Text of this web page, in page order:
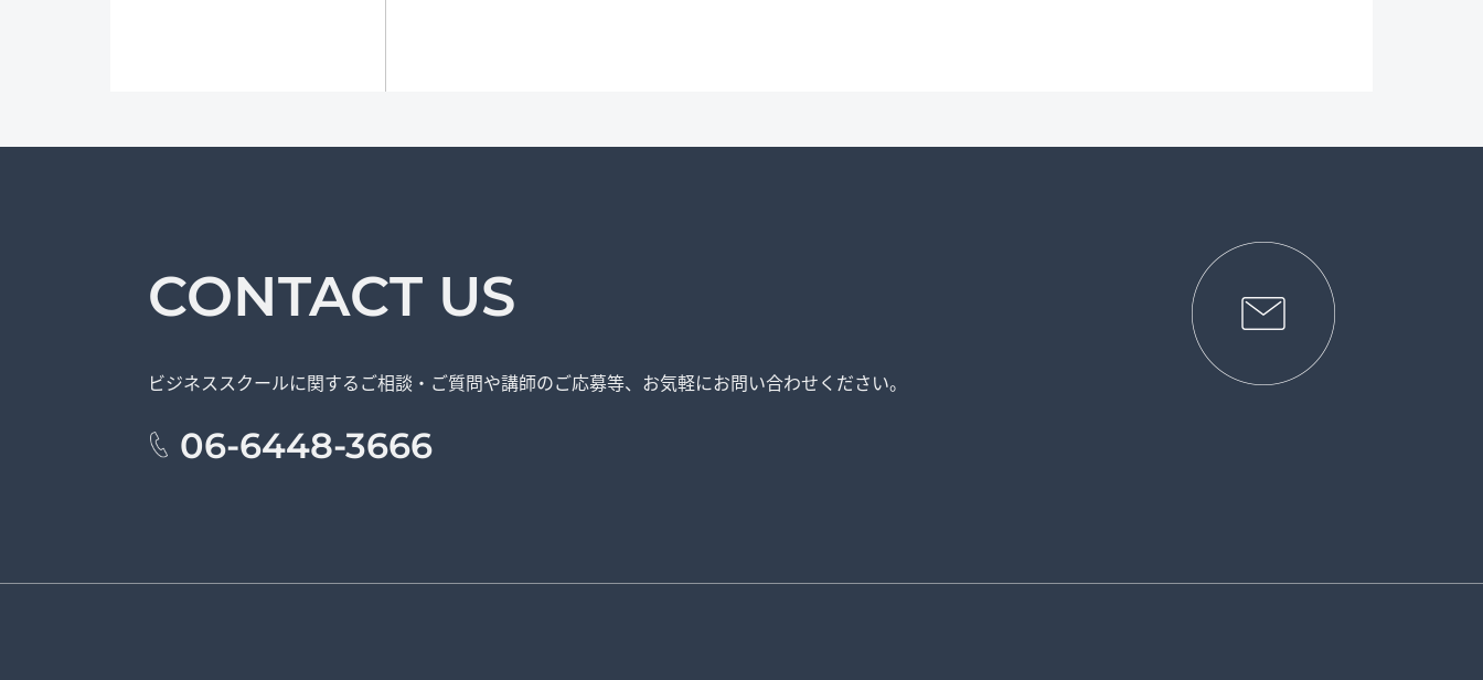
CONTACT US
ビジネススクールに関するご相談・ご質問や講師のご応募等、 お気軽にお問い合わせください。
06-6448-3666